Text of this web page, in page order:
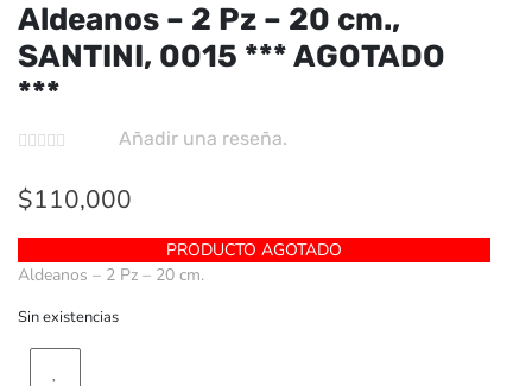
Aldeanos – 2 Pz – 20 cm.,
SANTINI, 0015 *** AGOTADO
***
Añadir una reseña.
$110,000
PRODUCTO AGOTADO
Aldeanos – 2 Pz – 20 cm.
Sin existencias